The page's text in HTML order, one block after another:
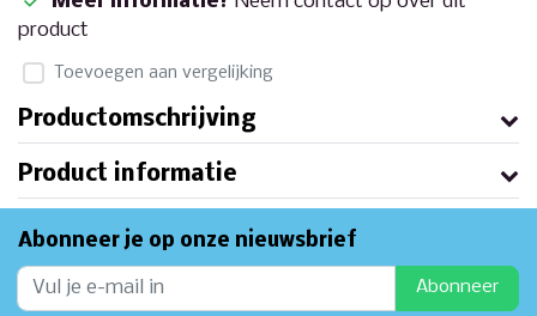
product
Toevoegen aan vergelijking
Productomschrijving
Product informatie
Abonneer je op onze nieuwsbrief
Abonneer